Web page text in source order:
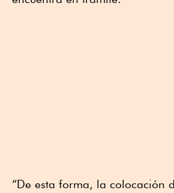
“De esta forma, la colocación